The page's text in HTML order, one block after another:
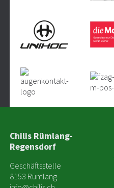
Chilis Rümlang-
Regensdorf
Geschäftsstelle
8153 Rümlang